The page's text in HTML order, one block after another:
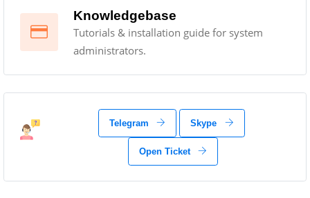
Knowledgebase
Tutorials & installation guide for system
administrators.
Telegram Skype
Open Ticket